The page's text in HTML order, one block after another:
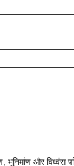
भूनिर्माण और विध्वंस